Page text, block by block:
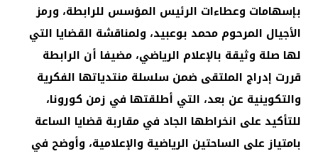
بإسهامات وعطاءات الرئيس المؤسس للرابطة، ورمز
الأجيال المرحوم محمد بوعبيد، ولمناقشة القضايا التي
لها صلة وثيقة بالإعلام الرياضي، مضيفا أن الرابطة
قررت إدراج الملتقى ضمن سلسلة منتدياتها الفكرية
والتكوينية عن بعد، التي أطلقتها في زمن كورونا،
للتأكيد على انخراطها الجاد في مقاربة قضايا الساعة
بامتياز على الساحتين الرياضية والإعلامية، وأوضح في